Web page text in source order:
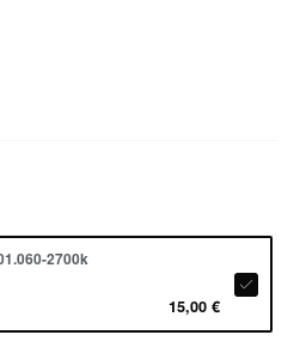
2700k
15,00 €